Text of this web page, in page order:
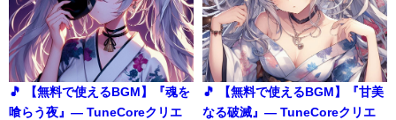
🎵 【無料で使えるBGM】『魂を
喰らう夜』― TuneCoreクリエ
🎵 【無料で使えるBGM】『甘美
なる破滅』― TuneCoreクリエ